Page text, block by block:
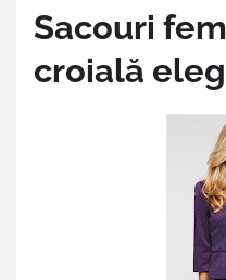
Sacouri
croială